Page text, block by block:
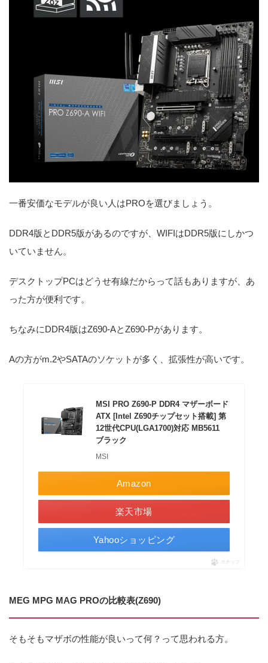
一番安価なモデルが良い人はPROを選びましょう。
DDR4版とDDR5版があるのですが、WIFIはDDR5版にしかつ
いていません。
デスクトップPCはどうせ有線だからって話もありますが、あ
った方が便利です。
ちなみにDDR4版はZ690-AとZ690-Pがあります。
Aの方がm.2やSATAのソケットが多く、拡張性が高いです。
MSI PRO Z690-P DDR4 マザーボード
ATX [Intel Z690チップセット搭載] 第
12世代CPU(LGA1700)対応 MB5611
ブラック
MSI
Amazon
楽天市場
Yahooショッピング
ポチップ
MEG MPG MAG PROの比較表(Z690)
そもそもマザボの性能が良いって何？って思われる方。